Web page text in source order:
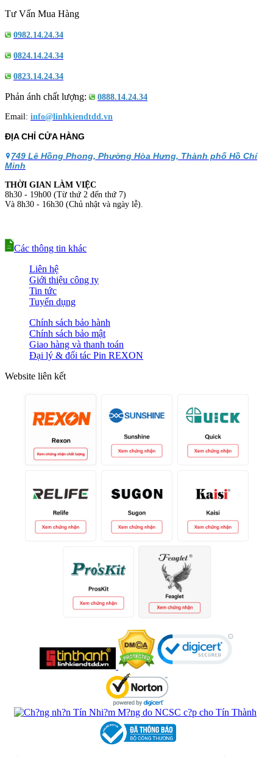
Tư Vấn Mua Hàng
0982.14.24.34
0824.14.24.34
0823.14.24.34
Phản ánh chất lượng: 0888.14.24.34
Email: info@linhkiendtdd.vn
ĐỊA CHỈ CỬA HÀNG
749 Lê Hồng Phong, Phường Hòa Hưng, Thành phố Hồ Chí
Minh
THỜI GIAN LÀM VIỆC
8h30 - 19h00 (Từ thứ 2 đến thứ 7)
Và 8h30 - 16h30 (Chủ nhật và ngày lễ).
Các thông tin khác
Liên hệ
Giới thiệu công ty
Tin tức
Tuyển dụng
Chính sách bảo hành
Chính sách bảo mật
Giao hàng và thanh toán
Đại lý & đối tác Pin REXON
Website liên kết